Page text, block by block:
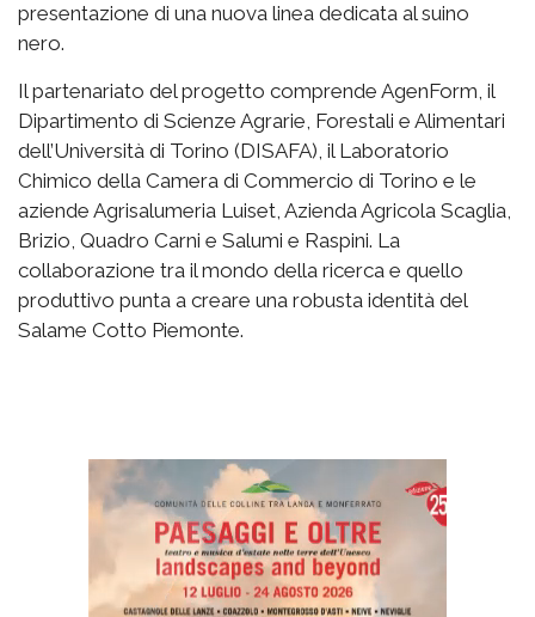
presentazione di una nuova linea dedicata al suino
nero.
Il partenariato del progetto comprende AgenForm, il
Dipartimento di Scienze Agrarie, Forestali e Alimentari
dell’Università di Torino (DISAFA), il Laboratorio
Chimico della Camera di Commercio di Torino e le
aziende Agrisalumeria Luiset, Azienda Agricola Scaglia,
Brizio, Quadro Carni e Salumi e Raspini. La
collaborazione tra il mondo della ricerca e quello
produttivo punta a creare una robusta identità del
Salame Cotto Piemonte.